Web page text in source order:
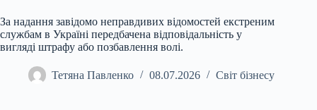
За надання завідомо неправдивих відомостей екстреним
службам в Україні передбачена відповідальність у
вигляді штрафу або позбавлення волі.
Тетяна Павленко 08.07.2026 Світ бізнесу